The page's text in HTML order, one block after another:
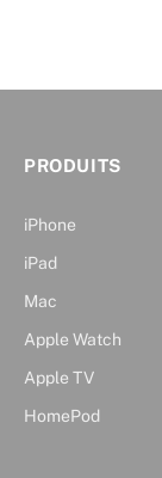
PRODUITS
iPhone
iPad
Mac
Apple Watch
Apple TV
HomePod